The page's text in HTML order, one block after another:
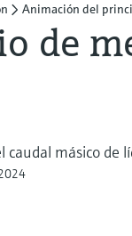
Animación del
de
másico de